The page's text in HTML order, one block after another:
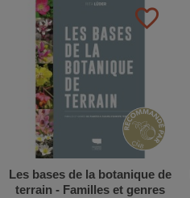
favorite_border
Les bases de la botanique de
terrain - Familles et genres